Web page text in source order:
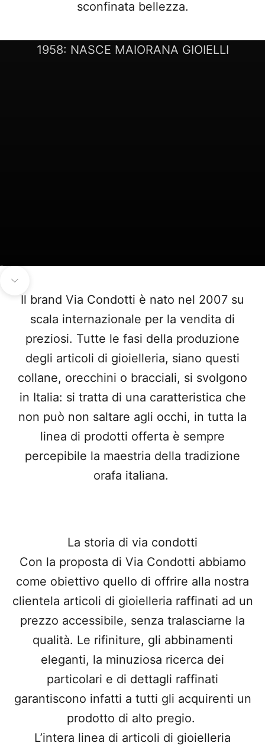
sconfinata bellezza.
1958: NASCE MAIORANA GIOIELLI
Il brand Via Condotti è nato nel 2007 su
scala internazionale per la vendita di
preziosi. Tutte le fasi della produzione
degli articoli di gioielleria, siano questi
collane, orecchini o bracciali, si svolgono
in Italia: si tratta di una caratteristica che
non può non saltare agli occhi, in tutta la
linea di prodotti offerta è sempre
percepibile la maestria della tradizione
orafa italiana.
La storia di via condotti
Con la proposta di Via Condotti abbiamo
come obiettivo quello di offrire alla nostra
clientela articoli di gioielleria raffinati ad un
prezzo accessibile, senza tralasciarne la
qualità. Le rifiniture, gli abbinamenti
eleganti, la minuziosa ricerca dei
particolari e di dettagli raffinati
garantiscono infatti a tutti gli acquirenti un
prodotto di alto pregio.
L’intera linea di articoli di gioielleria